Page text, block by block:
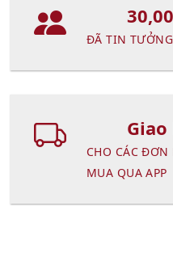
ĐÃ TIN
CHO CÁC
MUA QUA APP